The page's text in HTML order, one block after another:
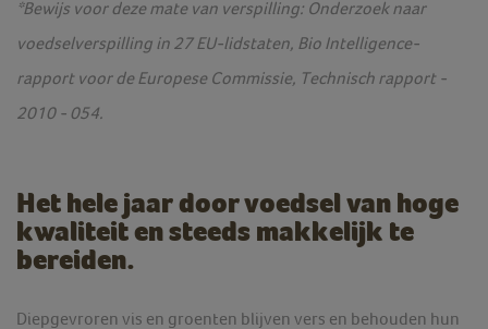
*Bewijs voor deze mate van verspilling: Onderzoek naar
voedselverspilling in 27 EU-lidstaten, Bio Intelligence-
rapport voor de Europese Commissie, Technisch rapport -
2010 - 054.
Het hele jaar door voedsel van hoge
kwaliteit en steeds makkelijk te
bereiden.
Diepgevroren vis en groenten blijven vers en behouden hun